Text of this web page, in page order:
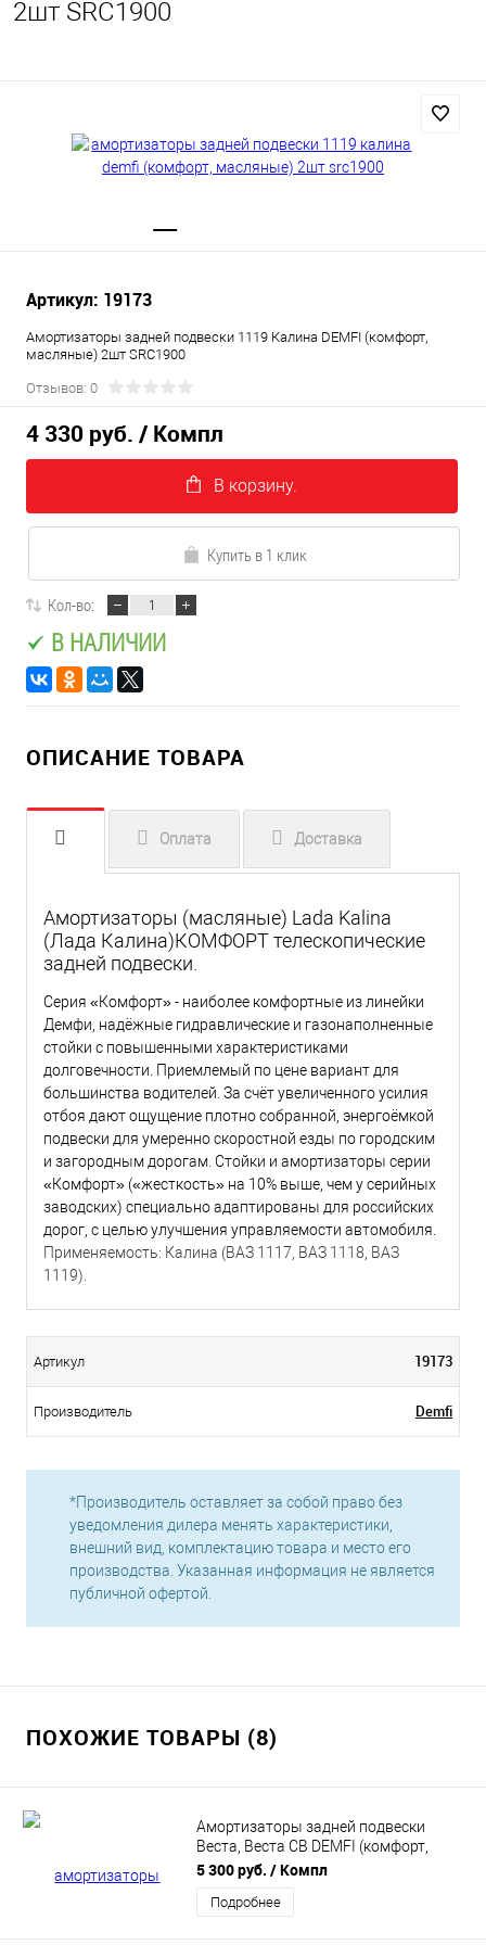
2шт SRC1900
Артикул: 19173
Амортизаторы задней подвески 1119 Калина DEMFI (комфорт,
масляные) 2шт SRC1900
Отзывов: 0
4 330 руб. / Компл
В корзину.
Купить в 1 клик
Кол-во:
В НАЛИЧИИ
ОПИСАНИЕ ТОВАРА
Оплата Доставка
Амортизаторы (масляные) Lada Kalina
(Лада Калина)КОМФОРТ телескопические
задней подвески.
Серия «Комфорт» - наиболее комфортные из линейки
Демфи, надёжные гидравлические и газонаполненные
стойки с повышенными характеристиками
долговечности. Приемлемый по цене вариант для
большинства водителей. За счёт увеличенного усилия
отбоя дают ощущение плотно собранной, энергоёмкой
подвески для умеренно скоростной езды по городским
и загородным дорогам. Стойки и амортизаторы серии
«Комфорт» («жесткость» на 10% выше, чем у серийных
заводских) специально адаптированы для российских
дорог, с целью улучшения управляемости автомобиля.
Применяемость: Калина (ВАЗ 1117, ВАЗ 1118, ВАЗ
1119).
Артикул 19173
Производитель Demfi
*Производитель оставляет за собой право без
уведомления дилера менять характеристики,
внешний вид, комплектацию товара и место его
производства. Указанная информация не является
публичной офертой.
ПОХОЖИЕ ТОВАРЫ (8)
Амортизаторы задней подвески
Веста, Веста СВ DEMFI (комфорт,
газомасляные) 2шт SRC8010
5 300 руб. / Компл
Подробнее